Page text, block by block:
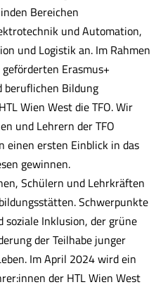
Bereichen
und Automation,
und Logistik an. Im Rahmen
Erasmus+
beruflichen Bildung
Wien West die TFO. Wir
und Lehrern der TFO
einen ersten Einblick in das
gewinnen.
Schülern und Lehrkräften
Schwerpunkte
Inklusion, der grüne
der Teilhabe junger
Im April 2024 wird ein
der HTL Wien West